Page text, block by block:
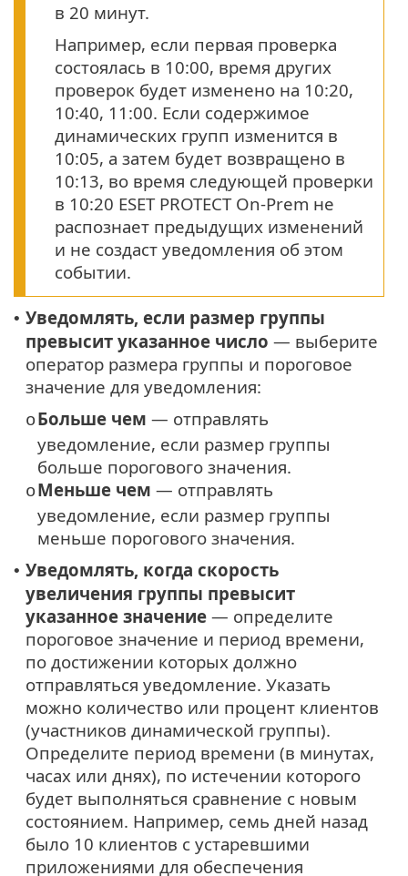
в 20 минут.
Например, если первая проверка
состоялась в 10:00, время других
проверок будет изменено на 10:20,
10:40, 11:00. Если содержимое
динамических групп изменится в
10:05, а затем будет возвращено в
10:13, во время следующей проверки
в 10:20 ESET PROTECT On-Prem не
распознает предыдущих изменений
и не создаст уведомления об этом
событии.
• Уведомлять, если размер группы
превысит указанное число — выберите
оператор размера группы и пороговое
значение для уведомления:
oБольше чем — отправлять
уведомление, если размер группы
больше порогового значения.
oМеньше чем — отправлять
уведомление, если размер группы
меньше порогового значения.
• Уведомлять, когда скорость
увеличения группы превысит
указанное значение — определите
пороговое значение и период времени,
по достижении которых должно
отправляться уведомление. Указать
можно количество или процент клиентов
(участников динамической группы).
Определите период времени (в минутах,
часах или днях), по истечении которого
будет выполняться сравнение с новым
состоянием. Например, семь дней назад
было 10 клиентов с устаревшими
приложениями для обеспечения